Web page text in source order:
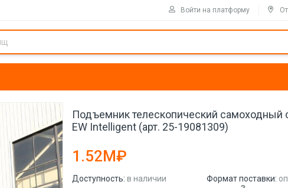
Войти на платформу
Подъемник телескопический
EW Intelligent (арт. 25-19081309)
1.52M₽
Доступность: в наличии Формат поставки: